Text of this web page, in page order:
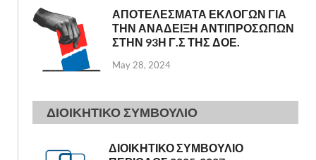
ΑΠΟΤΕΛΕΣΜΑΤΑ ΕΚΛΟΓΩΝ ΓΙΑ
ΤΗΝ ΑΝΑΔΕΙΞΗ ΑΝΤΙΠΡΟΣΩΠΩΝ
ΣΤΗΝ 93Η Γ.Σ ΤΗΣ ΔΟΕ.
May 28, 2024
ΔΙΟΙΚΗΤΙΚΟ ΣΥΜΒΟΥΛΙΟ
ΔΙΟΙΚΗΤΙΚΟ ΣΥΜΒΟΥΛΙΟ